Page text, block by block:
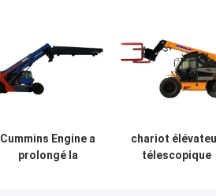
Cummins Engine a
prolongé la
chariot
télescopique